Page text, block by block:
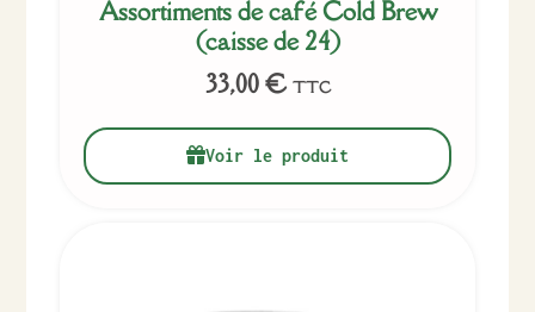
Assortiments de café Cold Brew
(caisse de 24)
33,00€ TTC
Voir le produit